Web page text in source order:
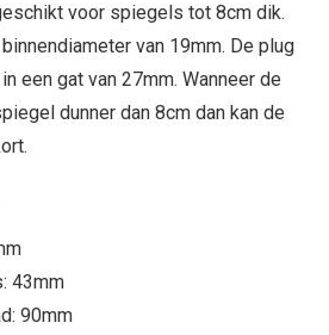
voor spiegels tot 8cm dik.
van 19mm. De plug
een gat van 27mm. Wanneer de
dunner dan 8cm dan kan de
43mm
90mm